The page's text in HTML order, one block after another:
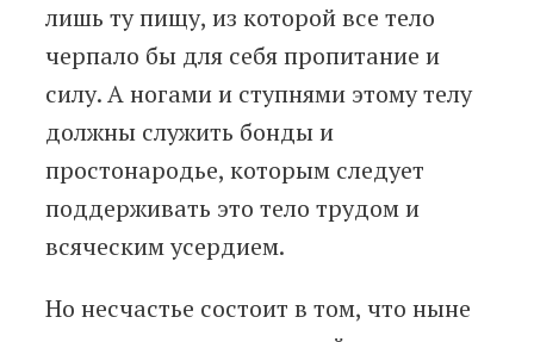
лишь ту пищу, из которой все тело
черпало бы для себя пропитание и
силу. А ногами и ступнями этому телу
должны служить бонды и
простонародье, которым следует
поддерживать это тело трудом и
всяческим усердием.
Но несчастье состоит в том, что ныне